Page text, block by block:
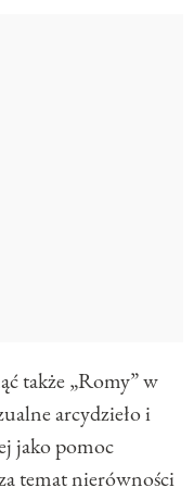
także „Romy” w
arcydzieło i
jako pomoc
temat nierówności